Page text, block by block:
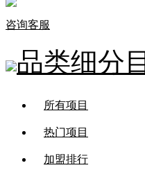
咨询客服
品类细分
所有项目
热门项目
加盟排行